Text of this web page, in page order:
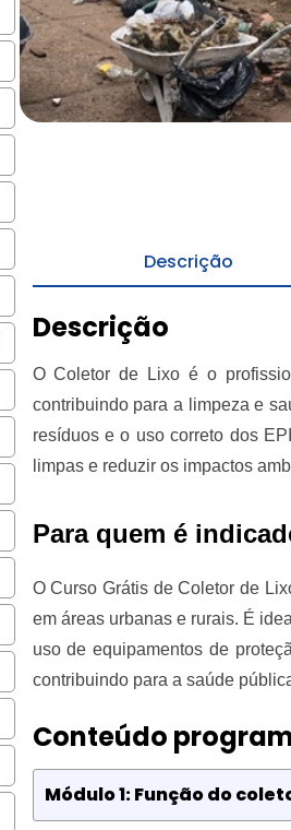
Descrição
Descrição
O Coletor de Lixo é o
contribuindo para a limpeza e
resíduos e o uso correto dos
limpas e reduzir os impactos
Para quem é
O Curso Grátis de Coletor de
em áreas urbanas e rurais. É
uso de equipamentos de
contribuindo para a saúde
Conteúdo
Módulo 1: Função do